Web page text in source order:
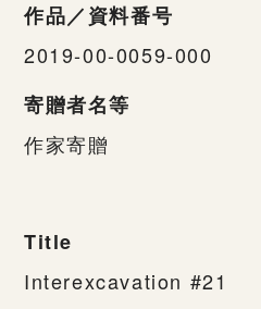
作品／資料番号
2019-00-0059-000
寄贈者名等
作家寄贈
Title
Interexcavation #21